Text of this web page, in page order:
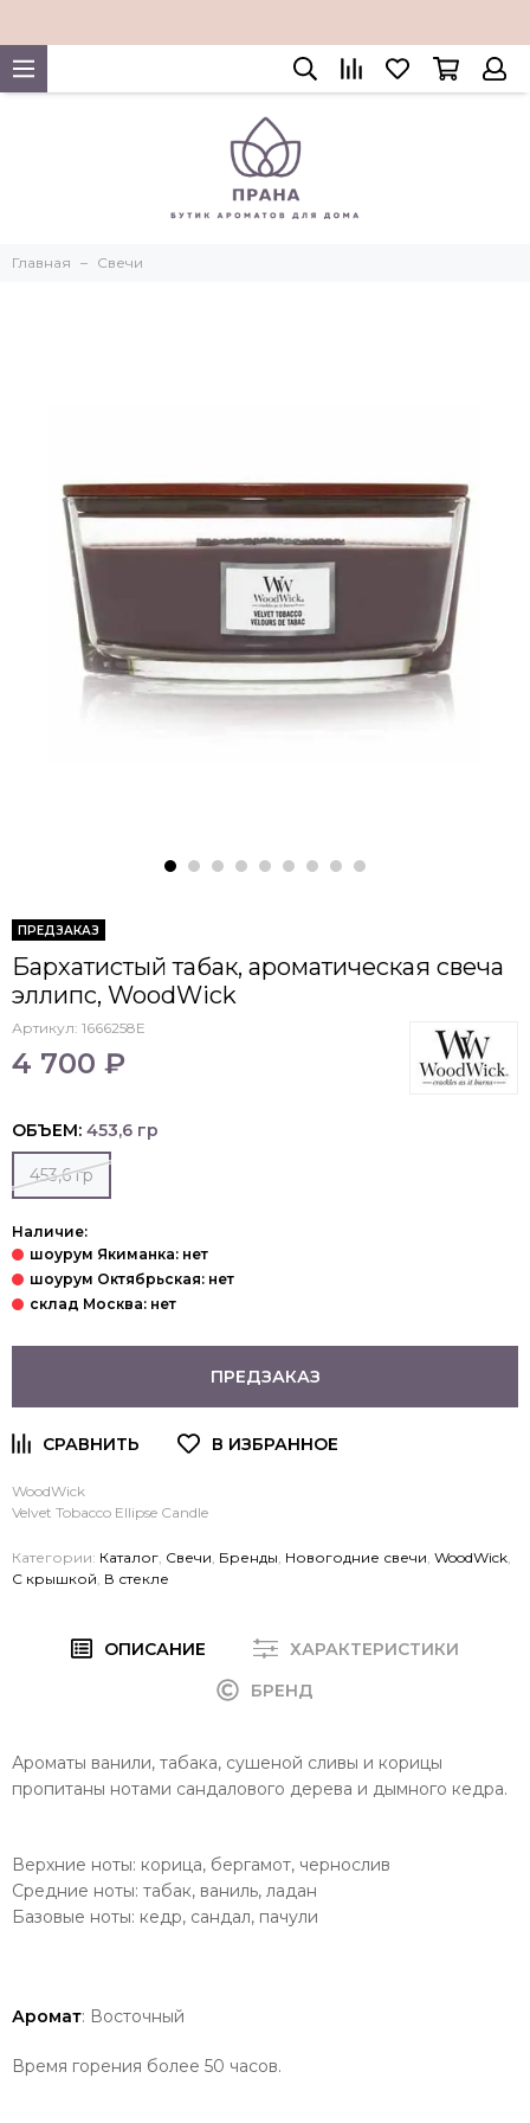
Главная Свечи
ПРЕДЗАКАЗ
Бархатистый табак, ароматическая свеча
эллипс, WoodWick
Артикул: 1666258E
4 700 ₽
ОБЪЕМ: 453,6 гр
453,6 гр
Наличие:
ПРЕДЗАКАЗ
WoodWick
Velvet Tobacco Ellipse Candle
Категории: Каталог Свечи Бренды Новогодние свечи WoodWick
С крышкой В стекле
ОПИСАНИЕ
ХАРАКТЕРИСТИКИ
БРЕНД
Ароматы ванили, табака, сушеной сливы и корицы
пропитаны нотами сандалового дерева и дымного кедра.
Верхние ноты: корица, бергамот, чернослив
Средние ноты: табак, ваниль, ладан
Базовые ноты: кедр, сандал, пачули
Аромат: Восточный
Время горения более 50 часов.